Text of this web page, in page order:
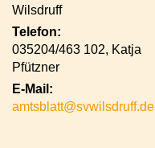
Wilsdruff
Telefon:
035204/463 102, Katja
Pfützner
E-Mail:
amtsblatt@svwilsdruff.de